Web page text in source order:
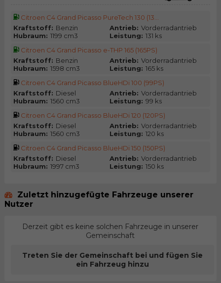
Citroen C4 Grand Picasso PureTech 130 (13...
Kraftstoff: Benzin Antrieb: Vorderradantrieb
Hubraum: 1199 cm3 Leistung: 131 ks
Citroen C4 Grand Picasso e-THP 165 (165PS)
Kraftstoff: Benzin Antrieb: Vorderradantrieb
Hubraum: 1598 cm3 Leistung: 165 ks
Citroen C4 Grand Picasso BlueHDi 100 (99PS)
Kraftstoff: Diesel Antrieb: Vorderradantrieb
Hubraum: 1560 cm3 Leistung: 99 ks
Citroen C4 Grand Picasso BlueHDi 120 (120PS)
Kraftstoff: Diesel Antrieb: Vorderradantrieb
Hubraum: 1560 cm3 Leistung: 120 ks
Citroen C4 Grand Picasso BlueHDi 150 (150PS)
Kraftstoff: Diesel Antrieb: Vorderradantrieb
Hubraum: 1997 cm3 Leistung: 150 ks
Zuletzt hinzugefügte Fahrzeuge unserer
Nutzer
Derzeit gibt es keine solchen Fahrzeuge in unserer
Gemeinschaft
Treten Sie der Gemeinschaft bei und fügen Sie
ein Fahrzeug hinzu